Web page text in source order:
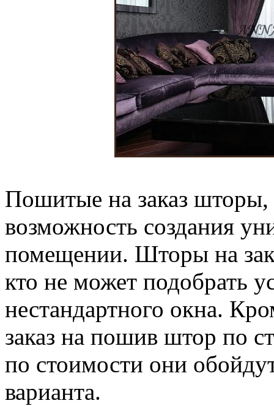
Пошитые на заказ шторы,
возможность создания
помещении. Шторы на
кто не может подобрать
нестандартного окна.
заказ на пошив штор по
по стоимости они
варианта.